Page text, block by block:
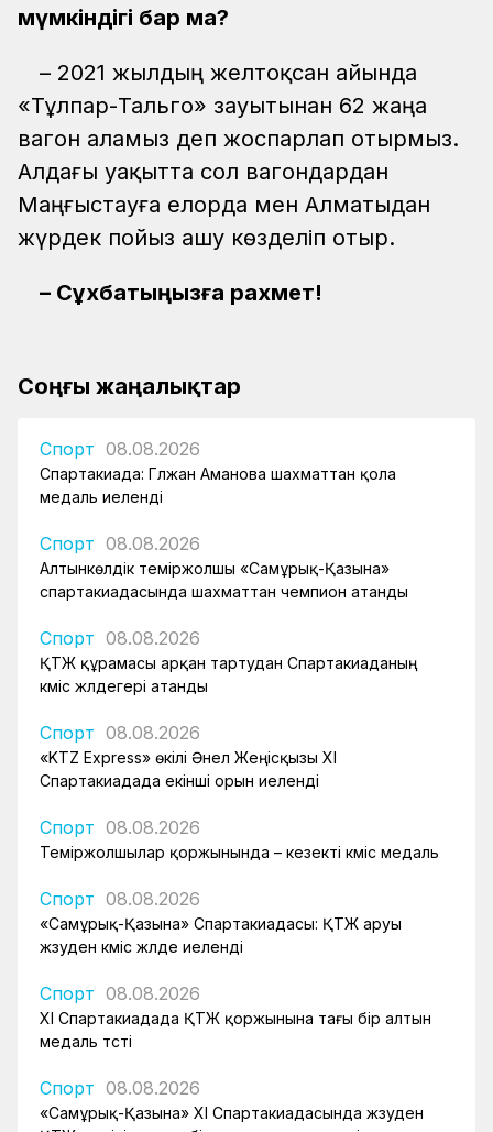
мүмкіндігі бар ма?
– 2021 жылдың желтоқсан айында
«Тұлпар-Тальго» зауытынан 62 жаңа
вагон аламыз деп жоспарлап отырмыз.
Алдағы уақытта сол вагондардан
Маңғыстауға елорда мен Алматыдан
жүрдек пойыз ашу көзделіп отыр.
– Сұхбатыңызға рахмет!
Соңғы жаңалықтар
Спорт 08.08.2026
Спартакиада: Гүлжан Аманова шахматтан қола
медаль иеленді
Спорт 08.08.2026
Алтынкөлдік теміржолшы «Самұрық-Қазына»
спартакиадасында шахматтан чемпион атанды
Спорт 08.08.2026
ҚТЖ құрамасы арқан тартудан Спартакиаданың
күміс жүлдегері атанды
Спорт 08.08.2026
«KTZ Express» өкілі Әнел Жеңісқызы XI
Спартакиадада екінші орын иеленді
Спорт 08.08.2026
Теміржолшылар қоржынында – кезекті күміс медаль
Спорт 08.08.2026
«Самұрық-Қазына» Спартакиадасы: ҚТЖ аруы
жүзуден күміс жүлде иеленді
Спорт 08.08.2026
XI Спартакиадада ҚТЖ қоржынына тағы бір алтын
медаль түсті
Спорт 08.08.2026
«Самұрық-Қазына» XI Спартакиадасында жүзуден